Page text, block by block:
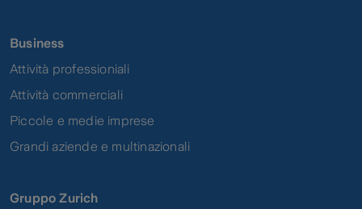
Business
Attività professioniali
Attività commerciali
Piccole e medie imprese
Grandi aziende e multinazionali
Gruppo Zurich